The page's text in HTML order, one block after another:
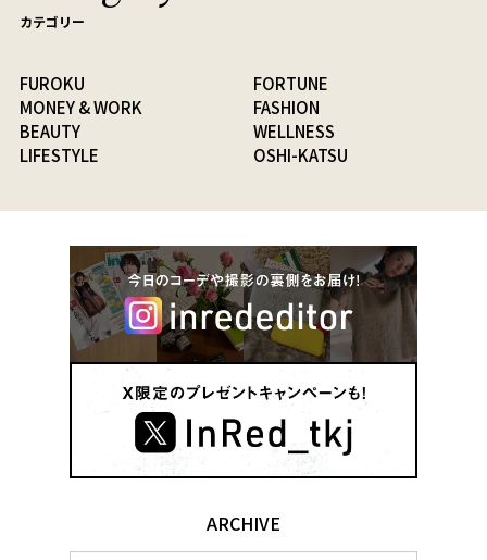
カテゴリー
FUROKU
FORTUNE
MONEY & WORK
FASHION
BEAUTY
WELLNESS
LIFESTYLE
OSHI-KATSU
ARCHIVE